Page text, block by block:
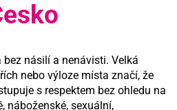
násilí a nenávisti. Velká
nebo výloze místa značí, že
s respektem bez ohledu na
náboženské, sexuální,